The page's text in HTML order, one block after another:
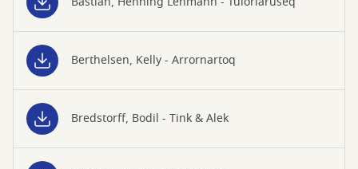
Berthelsen, Kelly - Arrornartoq
Bredstorff, Bodil - Tink & Alek